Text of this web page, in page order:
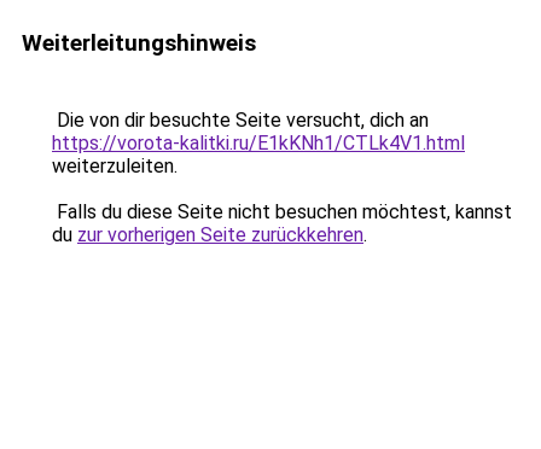
Weiterleitungshinweis
Die von dir besuchte Seite versucht, dich an
https://vorota-kalitki.ru/E1kKNh1/CTLk4V1.html
weiterzuleiten.
Falls du diese Seite nicht besuchen möchtest, kannst
du zur vorherigen Seite zurückkehren.